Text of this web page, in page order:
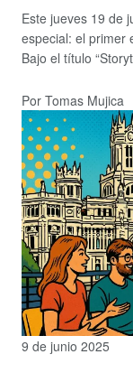
Este jueves 19 de
especial: el primer
Bajo el título
Por Tomas Mujica
9 de junio 2025